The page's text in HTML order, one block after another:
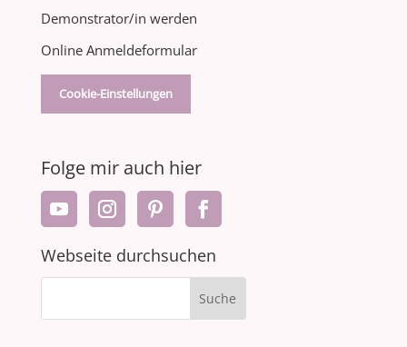
Demonstrator/in werden
Online Anmeldeformular
Cookie-Einstellungen
Folge mir auch hier
Webseite durchsuchen